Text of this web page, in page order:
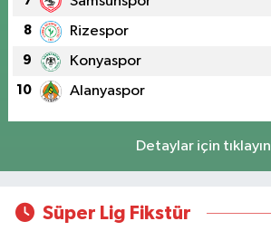
8 Rizespor
9 Konyaspor
10 Alanyaspor
Detaylar için tıklayın
Süper Lig Fikstür